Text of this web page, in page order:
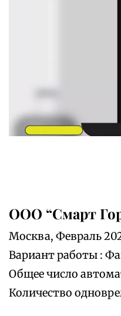
ООО “Смарт
Москва, Февраль
Вариант работы :
Общее число
Количество